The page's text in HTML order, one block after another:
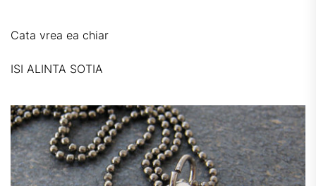
Cata vrea ea chiar
ISI ALINTA SOTIA